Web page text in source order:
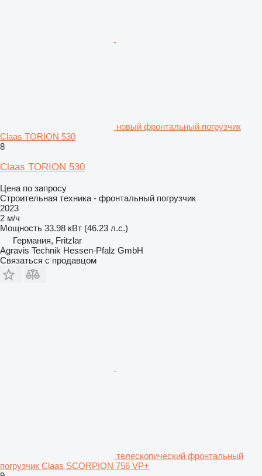
новый фронтальный погрузчик
Claas TORION 530
8
Claas TORION 530
Цена по запросу
Строительная техника - фронтальный погрузчик
2023
2 м/ч
Мощность 33.98 кВт (46.23 л.с.)
Германия, Fritzlar
Agravis Technik Hessen-Pfalz GmbH
Связаться с продавцом
телескопический фронтальный
погрузчик Claas SCORPION 756 VP+